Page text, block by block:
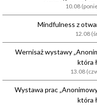
10.08
Mindfulness z
12.08
Wernisaż wystawy
która
13.08
Wystawa prac
która